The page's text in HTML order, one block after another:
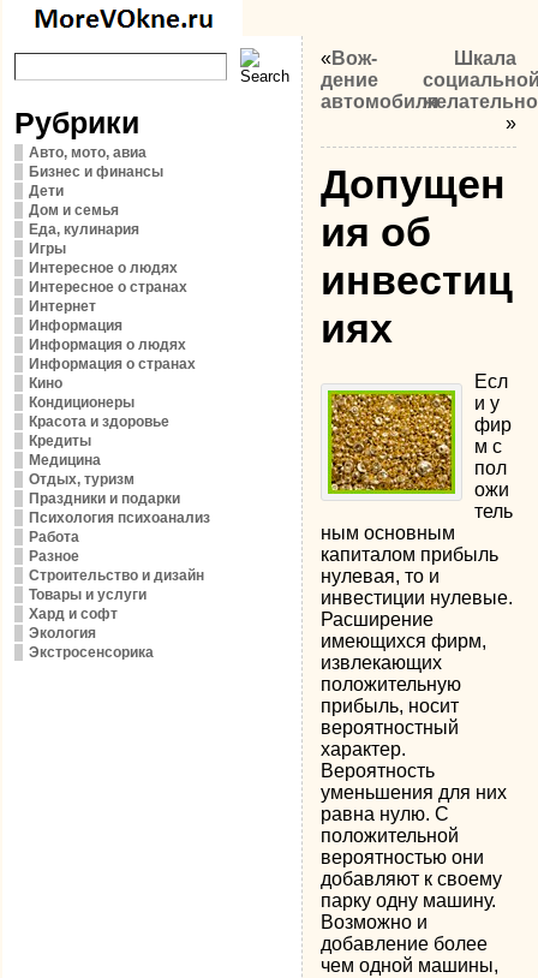
Рубрики
Авто, мото, авиа
Бизнес и финансы
Дети
Дом и семья
Еда, кулинария
Игры
Интересное о людях
Интересное о странах
Интернет
Информация
Информация о людях
Информация о странах
Кино
Кондиционеры
Красота и здоровье
Кредиты
Медицина
Отдых, туризм
Праздники и подарки
Психология психоанализ
Работа
Разное
Строительство и дизайн
Товары и услуги
Хард и софт
Экология
Экстросенсорика
«Вож­
дение
автомобиля
Шкала
»
Допущен
ия об
инвестиц
иях
Есл
и у
фир
м с
пол
ожи
тель
ным основным
капиталом прибыль
нулевая, то и
инвестиции нулевые.
Расширение
имеющихся фирм,
извлекающих
положительную
прибыль, носит
вероятностный
характер.
Вероятность
уменьшения для них
равна нулю. С
положительной
вероятностью они
добавляют к своему
парку одну машину.
Возможно и
добавление более
чем одной машины,